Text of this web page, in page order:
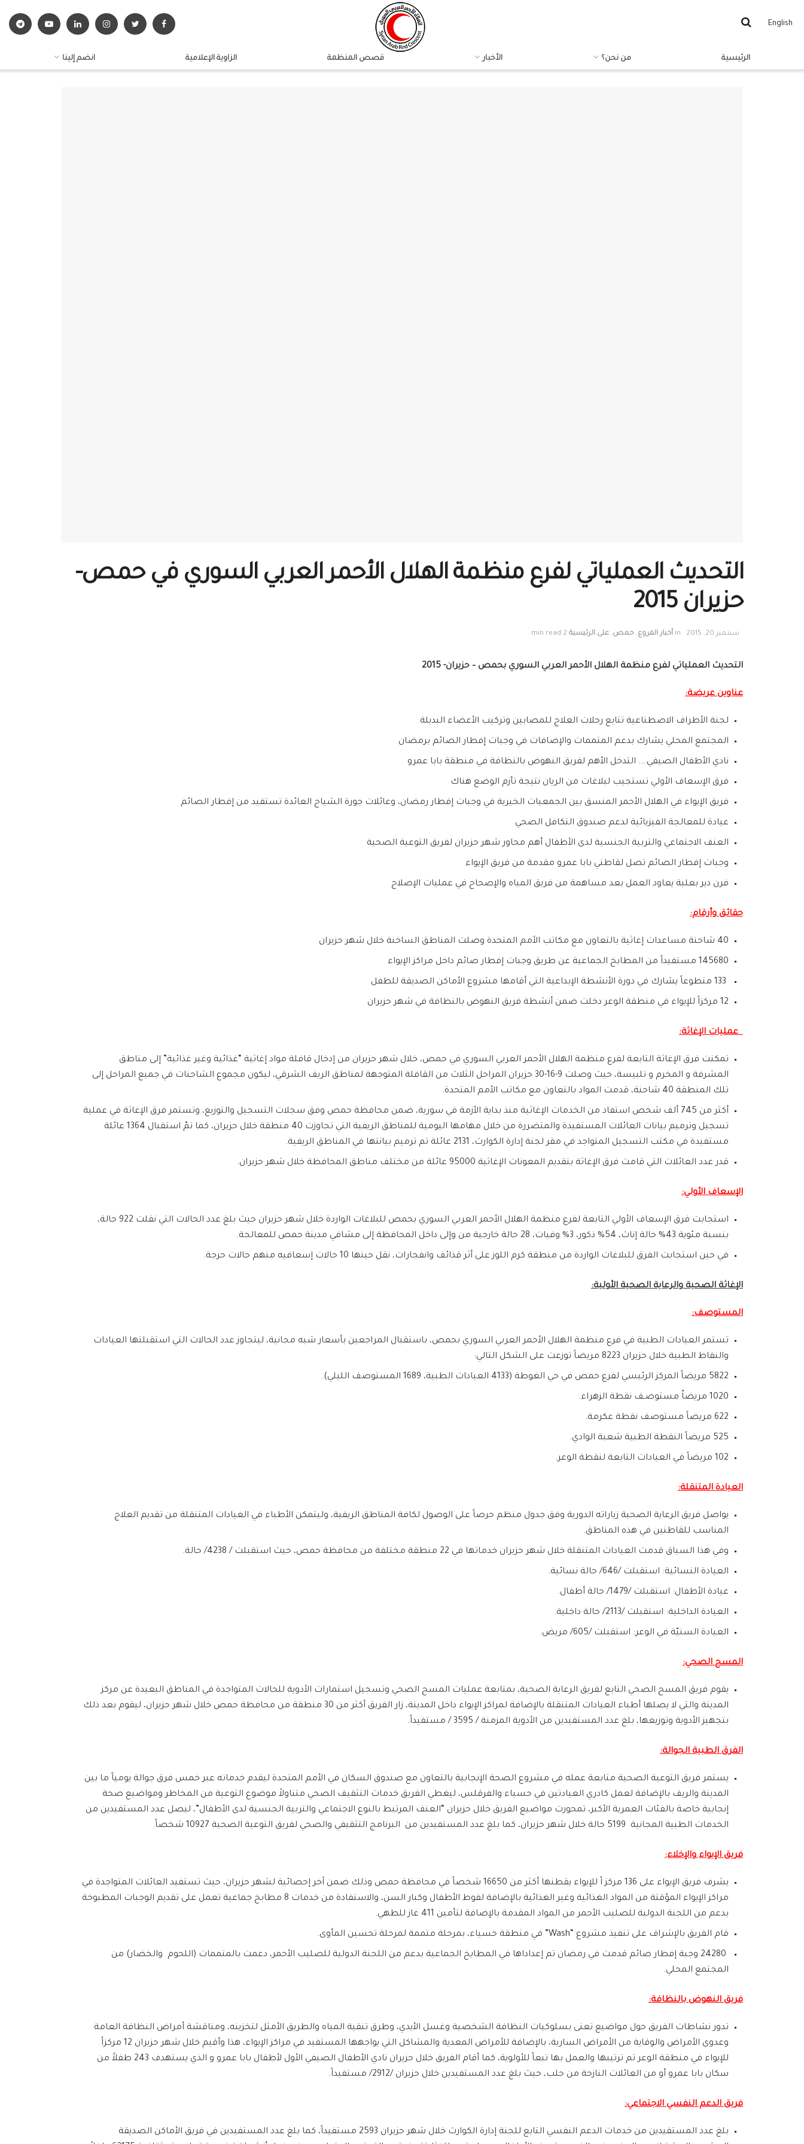
English
الرئيسية من نحن؟ الأخبار قصص المنظمة الزاوية الإعلامية انضم إلينا
التحديث العملياتي لفرع منظمة الهلال الأحمر العربي السوري في حمص-
حزيران 2015
سبتمبر 20, 2015 in أخبار الفروع, حمص, على الرئيسية 2 min read
التحديث العملياتي لفرع منظمة الهلال الأحمر العربي السوري بحمص – حزيران- 2015
عناوين عريضة:
لجنة الأطراف الاصطناعية تتابع رحلات العلاج للمصابين وتركيب الأعضاء البديلة
المجتمع المحلي يشارك بدعم المتممات والإضافات في وجبات إفطار الصائم برمضان
نادي الأطفال الصيفي…. التدخل الأهم لفريق النهوض بالنظافة في منطقة بابا عمرو
فرق الإسعاف الأولي تستجيب لبلاغات من الريان نتيجة تأزم الوضع هناك
فريق الإيواء في الهلال الأحمر المنسق بين الجمعيات الخيرية في وجبات إفطار رمضان، وعائلات جورة الشياح العائدة تستفيد من إفطار الصائم
عيادة للمعالجة الفيزيائية لدعم صندوق التكافل الصحي
العنف الاجتماعي والتربية الجنسية لدى الأطفال أهم محاور شهر حزيران لفريق التوعية الصحية
وجبات إفطار الصائم تصل لقاطني بابا عمرو مقدمة من فريق الإيواء
فرن دير بعلبة يعاود العمل بعد مساهمة من فريق المياه والإصحاح في عمليات الإصلاح
حقائق وأرقام:
40 شاحنة مساعدات إغاثية بالتعاون مع مكاتب الأمم المتحدة وصلت المناطق الساخنة خلال شهر حزيران
145680 مستفيداً من المطابخ الجماعية عن طريق وجبات إفطار صائم داخل مراكز الإيواء
12 مركزاً للإيواء في منطقة الوعر دخلت ضمن أنشطة فريق النهوض بالنظافة في شهر حزيران
عمليات الإغاثة:
تمكنت فرق الإغاثة التابعة لفرع منظمة الهلال الأحمر العربي السوري في حمص، خلال شهر حزيران من إدخال قافلة مواد إغاثية “غذائية وغير غذائية” إلى مناطق
المشرفة و المخرم و تلبيسة، حيث وصلت 9-16-30 حزيران المراحل الثلاث من القافلة المتوجهة لمناطق الريف الشرقي، ليكون مجموع الشاحنات في جميع المراحل إلى
تلك المنطقة 40 شاحنة، قدمت المواد بالتعاون مع مكاتب الأمم المتحدة.
أكثر من 745 ألف شخص استفاد من الخدمات الإغاثية منذ بداية الأزمة في سورية، ضمن محافظة حمص وفق سجلات التسجيل والتوزيع، وتستمر فرق الإغاثة في عملية
تسجيل وترميم بيانات العائلات المستفيدة والمتضررة من خلال مهامها اليومية للمناطق الريفية التي تجاوزت 40 منطقة خلال حزيران، كما تمّ استقبال 1364 عائلة
مستفيدة في مكتب التسجيل المتواجد في مقر لجنة إدارة الكوارث، 2131 عائلة تم ترميم بيانتها في المناطق الريفية.
قدر عدد العائلات التي قامت فرق الإغاثة بتقديم المعونات الإغاثية 95000 عائلة من مختلف مناطق المحافظة خلال شهر حزيران.
الإسعاف الأولي:
استجابت فرق الإسعاف الأولي التابعة لفرع منظمة الهلال الأحمر العربي السوري بحمص للبلاغات الواردة خلال شهر حزيران حيث بلغ عدد الحالات التي نقلت 922 حالة،
بنسبة مئوية 43% حالة إناث، 54% ذكور، 3% وفيات، 28 حالة خارجية من وإلى داخل المحافظة إلى مشافي مدينة حمص للمعالجة.
في حين استجابت الفرق للبلاغات الواردة من منطقة كرم اللوز على أثر قذائف وانفجارات، نقل حينها 10 حالات إسعافيه منهم حالات حرجة.
الإغاثة الصحية والرعاية الصحية الأولية:
المستوصف:
تستمر العيادات الطبية في فرع منظمة الهلال الأحمر العربي السوري بحمص، باستقبال المراجعين بأسعار شبه مجانية، ليتجاوز عدد الحالات التي استقبلتها العيادات
والنقاط الطبية خلال حزيران 8223 مريضاً توزعت على الشكل التالي:
5822 مريضاً المركز الرئيسي لفرع حمص في حي الغوطة (4133 العيادات الطبية، 1689 المستوصف الليلي).
1020 مريضاُ مستوصـف نقطة الزهراء.
622 مريضاً مستوصف نقطة عكرمة.
525 مريضاً النقطة الطبية شعبة الوادي.
102 مريضاً في العيادات التابعة لنقطة الوعر.
العيادة المتنقلة:
يواصل فريق الرعاية الصحية زياراته الدورية وفق جدول منظم حرصاً على الوصول لكافة المناطق الريفية، وليتمكن الأطباء في العيادات المتنقلة من تقديم العلاج
المناسب للقاطنين في هذه المناطق.
وفي هذا السياق قدمت العيادات المتنقلة خلال شهر حزيران خدماتها في 22 منطقة مختلفة من محافظة حمص، حيث استقبلت / 4238/ حالة.
العيادة النسائية: استقبلت /646/ حالة نسائية.
عيادة الأطفال: استقبلت /1479/ حالة أطفال.
العيادة الداخلية: استقبلت /2113/ حالة داخلية.
العيادة السنيّة في الوعر: استقبلت /605/ مريض.
المسح الصحي:
يقوم فريق المسح الصحي التابع لفريق الرعاية الصحية، بمتابعة عمليات المسح الصحي وتسجيل استمارات الأدوية للحالات المتواجدة في المناطق البعيدة عن مركز
المدينة والتي لا يصلها أطباء العيادات المتنقلة بالإضافة لمراكز الإيواء داخل المدينة، زار الفريق أكثر من 30 منطقة من محافظة حمص خلال شهر حزيران، ليقوم بعد ذلك
بتجهيز الأدوية وتوزيعها، بلغ عدد المستفيدين من الأدوية المزمنة / 3595 / مستفيداً.
الفرق الطبية الجوالة:
يستمر فريق التوعية الصحية متابعة عمله في مشروع الصحة الإنجابية بالتعاون مع صندوق السكان في الأمم المتحدة ليقدم خدماته عبر خمس فرق جوالة يومياً ما بين
المدينة والريف بالإضافة لعمل كادري العيادتين في حسياء والفرقلس، ليغطي الفريق خدمات التثقيف الصحي متناولاً موضوع التوعية من المخاطر ومواضيع صحة
إنجابية خاصة بالفئات العمرية الأكبر، تمحورت مواضيع الفريق خلال حزيران “العنف المرتبط بالنوع الاجتماعي والتربية الجنسية لدى الأطفال”، ليصل عدد المستفيدين من
الخدمات الطبية المجانية 5199 حالة خلال شهر حزيران، كما بلغ عدد المستفيدين من البرنامج التثقيفي والصحي لفريق التوعية الصحية 10927 شخصاً.
فريق الإيواء والإخلاء:
يشرف فريق الإيواء على 136 مركز اً للإيواء يقطنها أكثر من 16650 شخصاً في محافظة حمص وذلك ضمن آخر إحصائية لشهر حزيران، حيث تستفيد العائلات المتواجدة في
مراكز الإيواء المؤقتة من المواد الغذائية وغير الغذائية بالإضافة لفوط الأطفال وكبار السن، والاستفادة من خدمات 8 مطابخ جماعية تعمل على تقديم الوجبات المطبوخة
بدعم من اللجنة الدولية للصليب الأحمر من المواد المقدمة بالإضافة لتأمين 411 غاز للطهي.
قام الفريق بالإشراف على تنفيذ مشروع “Wash” في منطقة حسياء، بمرحلة متممة لمرحلة تحسين المأوى.
24280 وجبة إفطار صائم قدمت في رمضان تم إعداداها في المطابخ الجماعية بدعم من اللجنة الدولية للصليب الأحمر، دعمت بالمتممات (اللحوم والخضار) من
المجتمع المحلي.
فريق النهوض بالنظافة:
تدور نشاطات الفريق حول مواضيع تعنى بسلوكيات النظافة الشخصية وغسل الأيدي، وطرق تنقية المياه والطريق الأمثل لتخزينه، ومناقشة أمراض النظافة العامة
وعدوى الأمراض والوقاية من الأمراض السارية، بالإضافة للأمراض المعدية والمشاكل التي يواجهها المستفيد في مراكز الإيواء، هذا وأقيم خلال شهر حزيران 12 مركزاً
للإيواء في منطقة الوعر تم ترتيبها والعمل بها تبعاً للأولوية، كما أقام الفريق خلال حزيران نادي الأطفال الصيفي الأول لأطفال بابا عمرو و الذي يستهدف 243 طفلاً من
سكان بابا عمرو أو من العائلات النازحة من حلب، حيث بلغ عدد المستفيدين خلال حزيران /2912/ مستفيداً.
فريق الدعم النفسي الاجتماعي:
بلغ عدد المستفيدين من خدمات الدعم النفسي التابع للجنة إدارة الكوارث خلال شهر حزيران 2593 مستفيداً، كما بلغ عدد المستفيدين في فريق الأماكن الصديقة